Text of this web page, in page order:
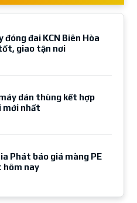
đóng đai KCN Biên Hòa
giao tận nơi
dán thùng kết hợp
mới nhất
Phát báo giá màng PE
hôm nay